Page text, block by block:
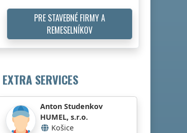
PRE STAVEBNÉ FIRMY A
REMESELNÍKOV
EXTRA SERVICES
Anton Studenkov
HUMEL, s.r.o.
Košice